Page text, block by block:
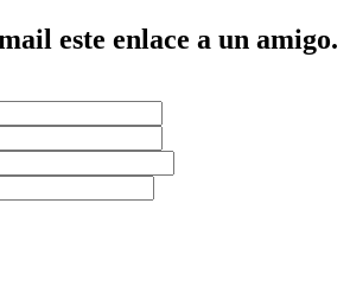
este enlace a un amigo.